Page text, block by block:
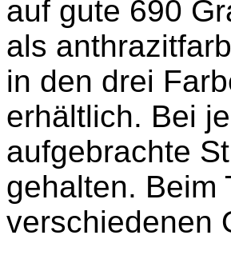
auf gute 690
als
in den drei
erhältlich. Bei
aufgebrachte
gehalten. Beim
verschiedenen